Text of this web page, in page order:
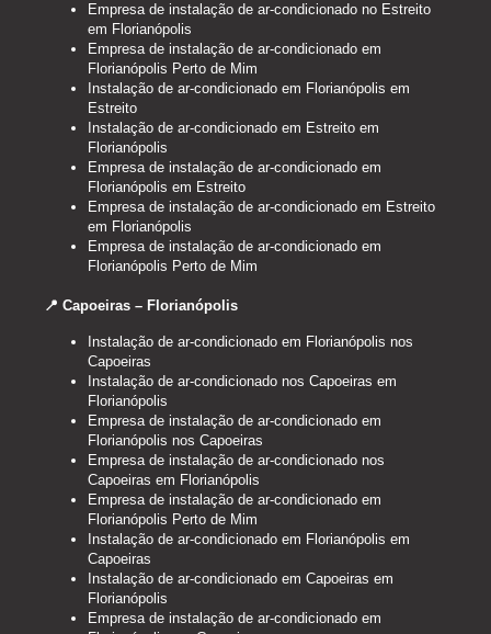
Empresa de instalação de ar-condicionado no Estreito
em Florianópolis
Empresa de instalação de ar-condicionado em
Florianópolis Perto de Mim
Instalação de ar-condicionado em Florianópolis em
Estreito
Instalação de ar-condicionado em Estreito em
Florianópolis
Empresa de instalação de ar-condicionado em
Florianópolis em Estreito
Empresa de instalação de ar-condicionado em Estreito
em Florianópolis
Empresa de instalação de ar-condicionado em
Florianópolis Perto de Mim
📍 Capoeiras – Florianópolis
Instalação de ar-condicionado em Florianópolis nos
Capoeiras
Instalação de ar-condicionado nos Capoeiras em
Florianópolis
Empresa de instalação de ar-condicionado em
Florianópolis nos Capoeiras
Empresa de instalação de ar-condicionado nos
Capoeiras em Florianópolis
Empresa de instalação de ar-condicionado em
Florianópolis Perto de Mim
Instalação de ar-condicionado em Florianópolis em
Capoeiras
Instalação de ar-condicionado em Capoeiras em
Florianópolis
Empresa de instalação de ar-condicionado em